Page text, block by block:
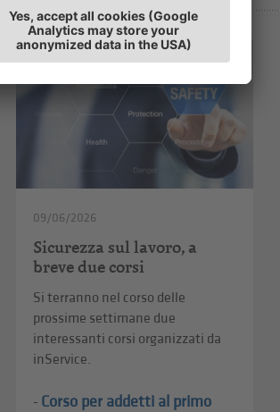
09/06/2026
Sicurezza sul lavoro, a
breve due corsi
Si terranno nel corso delle
prossime settimane due
interessanti corsi organizzati da
inService.
- Corso per addetti al primo